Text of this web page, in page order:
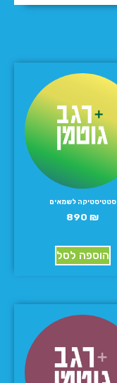
סטטיסטיקה לשמאים
890 ₪
הוספה לסל